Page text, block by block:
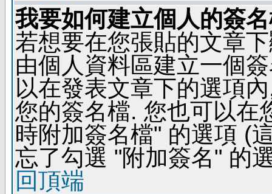
我要如何建立個人的簽
若想要在您張貼的文章
由個人資料區建立一個
以在發表文章下的選項
您的簽名檔. 您也可以在
時附加簽名檔" 的選項 (
忘了勾選 "附加簽名" 的
回頂端